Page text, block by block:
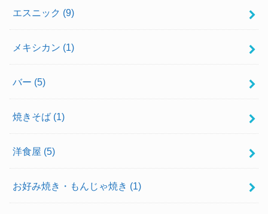
エスニック (9)
メキシカン (1)
バー (5)
焼きそば (1)
洋食屋 (5)
お好み焼き・もんじゃ焼き (1)